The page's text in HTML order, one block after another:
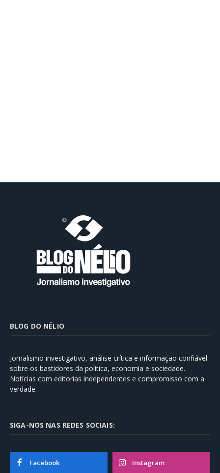
BLOG DO NÉLIO
Jornalismo investigativo, análise crítica e informação confiável
sobre os bastidores da política, economia e sociedade.
Notícias com editorias independentes e compromisso com a
verdade.
SIGA-NOS NAS REDES SOCIAIS:
Facebook Instagram